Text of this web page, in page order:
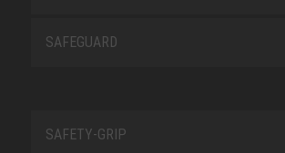
SAFEGUARD
SAFETY-GRIP